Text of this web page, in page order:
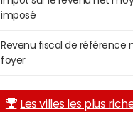
imposé
Revenu fiscal de référence
foyer
Les villes les plus